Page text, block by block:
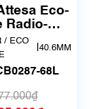
đẹp, có chút
dăm)
Eco-
Radio-
CB0287-
/ ECO
40.6MM
68L